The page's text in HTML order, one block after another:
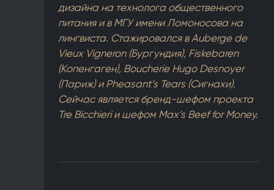
дизайна на технолога общественного
питания и в МГУ имени Ломоносова на
лингвиста. Стажировался в Auberge de
Vieux Vigneron (Бургундия), Fiskebaren
(Копенгаген), Boucherie Hugo Desnoyer
(Париж) и Pheasant’s Tears (Сигнахи).
Сейчас является бренд-шефом проекта
Tre Bicchieri и шефом Max’s Beef for Money.